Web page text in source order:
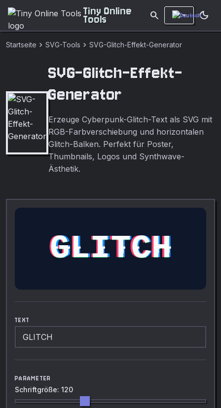
Tiny Online
Tools search dark_mode
Startseite chevron_right SVG-Tools chevron_right SVG-Glitch-Effekt-Generator
SVG-Glitch-Effekt-
Generator
Erzeuge Cyberpunk-Glitch-Text als SVG mit
RGB-Farbverschiebung und horizontalen
Glitch-Balken. Perfekt für Poster,
Thumbnails, Logos und Synthwave-
Ästhetik.
GLITCH
GLITCH
GLITCH
GLITCH
GLITCH
GLITCH
GLITCH
GLITCH
GLITCH
GLITCH
GLITCH
GLITCH
TEXT
PARAMETER
Schriftgröße: 120